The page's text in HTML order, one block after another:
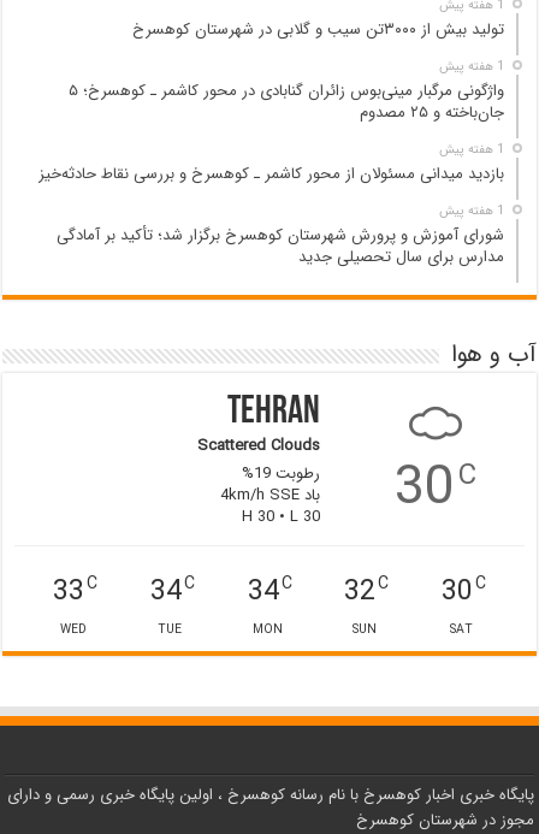
1 هفته پیش
تولید بیش از ۳۰۰۰تن سیب و گلابی در شهرستان کوهسرخ
1 هفته پیش
واژگونی مرگبار مینی‌بوس زائران گنابادی در محور کاشمر ـ کوهسرخ؛ ۵
جان‌باخته و ۲۵ مصدوم
1 هفته پیش
بازدید میدانی مسئولان از محور کاشمر ـ کوهسرخ و بررسی نقاط حادثه‌خیز
1 هفته پیش
شورای آموزش و پرورش شهرستان کوهسرخ برگزار شد؛ تأکید بر آمادگی
مدارس برای سال تحصیلی جدید
آب و هوا
30C
Tehran
Scattered Clouds
رطوبت 19%
باد 4km/h SSE
H 30 • L 30
30C
SAT
32C
SUN
34C
MON
34C
TUE
33C
WED
پایگاه خبری اخبار کوهسرخ با نام رسانه کوهسرخ ، اولین پایگاه خبری رسمی و دارای
مجوز در شهرستان کوهسرخ